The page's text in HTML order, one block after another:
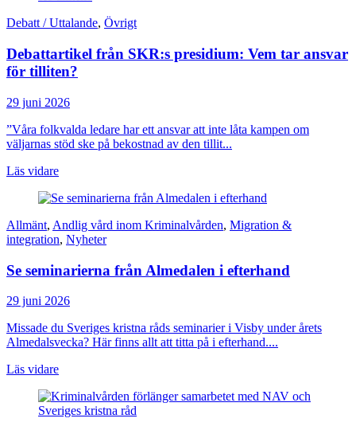
Debatt / Uttalande, Övrigt
Debattartikel från SKR:s presidium: Vem tar ansvar
för tilliten?
29 juni 2026
”Våra folkvalda ledare har ett ansvar att inte låta kampen om
väljarnas stöd ske på bekostnad av den tillit...
Läs vidare
Allmänt, Andlig vård inom Kriminalvården, Migration &
integration, Nyheter
Se seminarierna från Almedalen i efterhand
29 juni 2026
Missade du Sveriges kristna råds seminarier i Visby under årets
Almedalsvecka? Här finns allt att titta på i efterhand....
Läs vidare